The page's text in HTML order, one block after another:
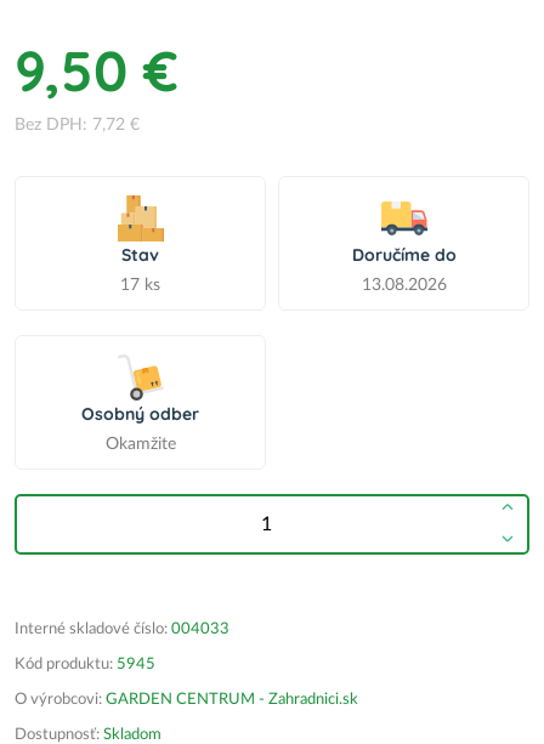
9,50 €
Bez DPH: 7,72 €
Stav
17 ks
Doručíme do
13.08.2026
Osobný odber
Okamžite
Interné skladové číslo: 004033
Kód produktu: 5945
O výrobcovi: GARDEN CENTRUM - Zahradnici.sk
Dostupnosť: Skladom